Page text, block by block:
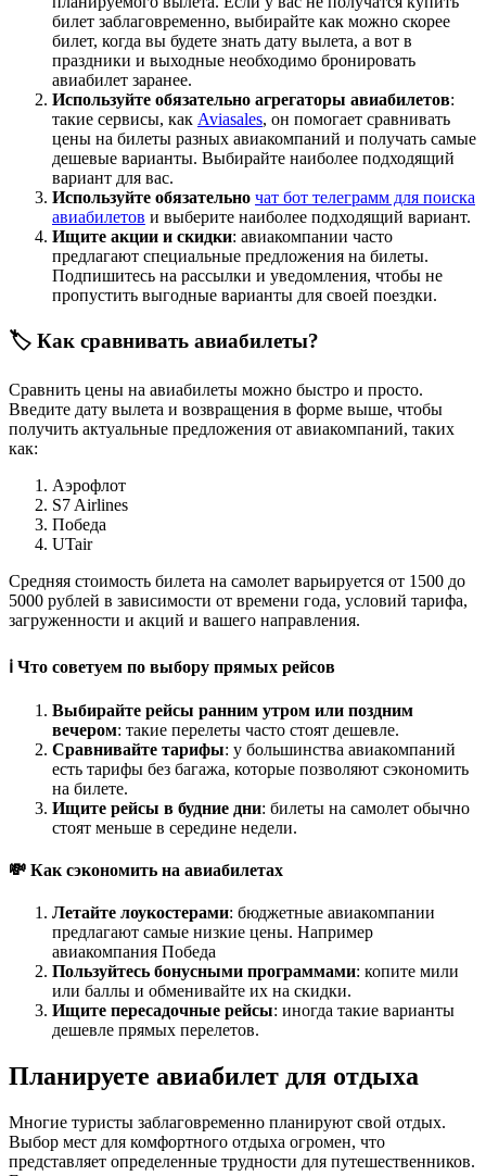
билет заблаговременно, выбирайте как можно скорее
билет, когда вы будете знать дату вылета, а вот в
праздники и выходные необходимо бронировать
авиабилет заранее.
Используйте обязательно агрегаторы авиабилетов:
такие сервисы, как Aviasales, он помогает сравнивать
цены на билеты разных авиакомпаний и получать самые
дешевые варианты. Выбирайте наиболее подходящий
вариант для вас.
Используйте обязательно чат бот телеграмм для поиска
авиабилетов и выберите наиболее подходящий вариант.
Ищите акции и скидки: авиакомпании часто
предлагают специальные предложения на билеты.
Подпишитесь на рассылки и уведомления, чтобы не
пропустить выгодные варианты для своей поездки.
🏷️ Как сравнивать авиабилеты?
Сравнить цены на авиабилеты можно быстро и просто.
Введите дату вылета и возвращения в форме выше, чтобы
получить актуальные предложения от авиакомпаний, таких
как:
Аэрофлот
S7 Airlines
Победа
UTair
Средняя стоимость билета на самолет варьируется от 1500 до
5000 рублей в зависимости от времени года, условий тарифа,
загруженности и акций и вашего направления.
ℹ️ Что советуем по выбору прямых рейсов
Выбирайте рейсы ранним утром или поздним
вечером: такие перелеты часто стоят дешевле.
Сравнивайте тарифы: у большинства авиакомпаний
есть тарифы без багажа, которые позволяют сэкономить
на билете.
Ищите рейсы в будние дни: билеты на самолет обычно
стоят меньше в середине недели.
💸 Как сэкономить на авиабилетах
Летайте лоукостерами: бюджетные авиакомпании
предлагают самые низкие цены. Например
авиакомпания Победа
Пользуйтесь бонусными программами: копите мили
или баллы и обменивайте их на скидки.
Ищите пересадочные рейсы: иногда такие варианты
дешевле прямых перелетов.
Планируете авиабилет для отдыха
Многие туристы заблаговременно планируют свой отдых.
Выбор мест для комфортного отдыха огромен, что
представляет определенные трудности для путешественников.